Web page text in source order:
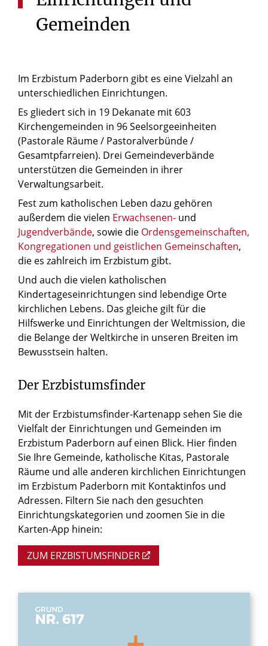
Gemeinden
Im Erzbistum Paderborn gibt es eine Vielzahl an
unterschiedlichen Einrichtungen.
Es gliedert sich in 19 Dekanate mit 603
Kirchengemeinden in 96 Seelsorgeeinheiten
(Pastorale Räume / Pastoralverbünde /
Gesamtpfarreien). Drei Gemeindeverbände
unterstützen die Gemeinden in ihrer
Verwaltungsarbeit.
Fest zum katholischen Leben dazu gehören
außerdem die vielen Erwachsenen- und
Jugendverbände, sowie die Ordensgemeinschaften,
Kongregationen und geistlichen Gemeinschaften,
die es zahlreich im Erzbistum gibt.
Und auch die vielen katholischen
Kindertageseinrichtungen sind lebendige Orte
kirchlichen Lebens. Das gleiche gilt für die
Hilfswerke und Einrichtungen der Weltmission, die
die Belange der Weltkirche in unseren Breiten im
Bewusstsein halten.
Der Erzbistumsfinder
Mit der Erzbistumsfinder-Kartenapp sehen Sie die
Vielfalt der Einrichtungen und Gemeinden im
Erzbistum Paderborn auf einen Blick. Hier finden
Sie Ihre Gemeinde, katholische Kitas, Pastorale
Räume und alle anderen kirchlichen Einrichtungen
im Erzbistum Paderborn mit Kontaktinfos und
Adressen. Filtern Sie nach den gesuchten
Einrichtungskategorien und zoomen Sie in die
Karten-App hinein:
ZUM ERZBISTUMSFINDER